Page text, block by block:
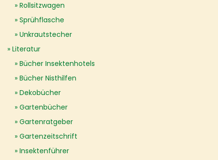
Rollsitzwagen
Sprühflasche
Unkrautstecher
Literatur
Bücher Insektenhotels
Bücher Nisthilfen
Dekobücher
Gartenbücher
Gartenratgeber
Gartenzeitschrift
Insektenführer